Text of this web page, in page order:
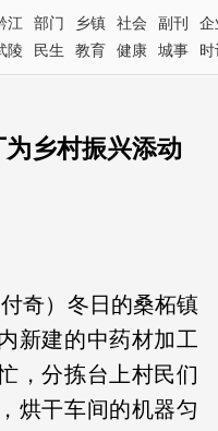
江 部门 乡镇 社会 副刊
企
陵
民生 教育 健康 城事 时
乡村振兴添动
奇）冬日的桑柘镇
新建的中药材加工
，分拣台上村民们
烘干车间的机器匀